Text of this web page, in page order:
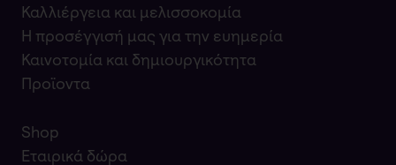
Καλλιέργεια και μελισσοκομία
Η προσέγγισή μας για την ευημερία
Καινοτομία και δημιουργικότητα
Προϊοντα
Shop
Εταιρικά δώρα